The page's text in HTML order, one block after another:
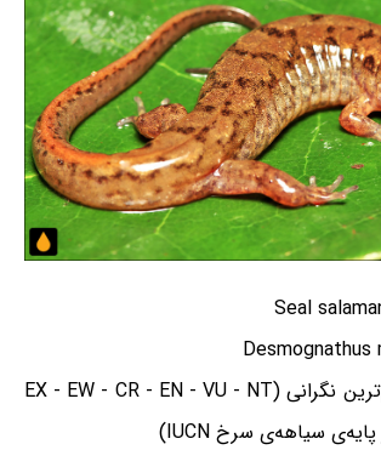
گونه‌ی با کم‌ترین نگرانی (EX - EW - CR - EN - VU - NT